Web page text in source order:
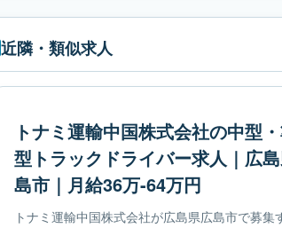
近隣・類似求人
トナミ運輸中国株式会社の中型
型トラックドライバー求人｜広
島市｜月給36万-64万円
トナミ運輸中国株式会社が広島県広島市で募集